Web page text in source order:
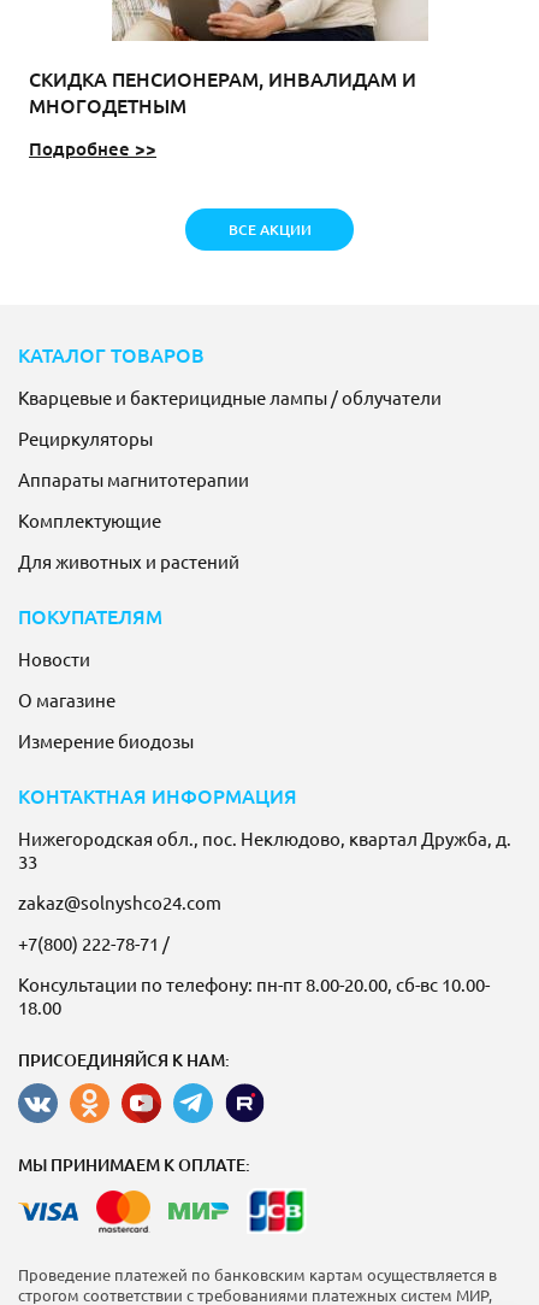
СКИДКА ПЕНСИОНЕРАМ, ИНВАЛИДАМ И
МНОГОДЕТНЫМ
Подробнее >>
ВСЕ АКЦИИ
КАТАЛОГ ТОВАРОВ
Кварцевые и бактерицидные лампы / облучатели
Рециркуляторы
Аппараты магнитотерапии
Комплектующие
Для животных и растений
ПОКУПАТЕЛЯМ
Новости
О магазине
Измерение биодозы
КОНТАКТНАЯ ИНФОРМАЦИЯ
Нижегородская обл., пос. Неклюдово, квартал Дружба, д.
33
zakaz@solnyshco24.com
+7(800) 222-78-71 /
Консультации по телефону: пн-пт 8.00-20.00, сб-вс 10.00-
18.00
ПРИСОЕДИНЯЙСЯ К НАМ:
МЫ ПРИНИМАЕМ К ОПЛАТЕ:
Проведение платежей по банковским картам осуществляется в
строгом соответствии с требованиями платежных систем МИР,